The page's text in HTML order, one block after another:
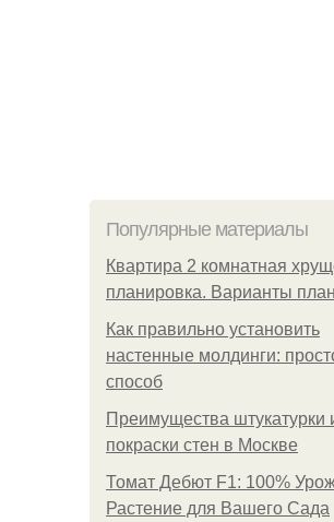
Популярные материалы
Квартира 2 комнатная
планировка. Варианты
Как правильно установить
настенные молдинги:
способ
Преимущества штукатурки
покраски стен в Москве
Томат Дебют F1: 100%
Растение для Вашего Сада